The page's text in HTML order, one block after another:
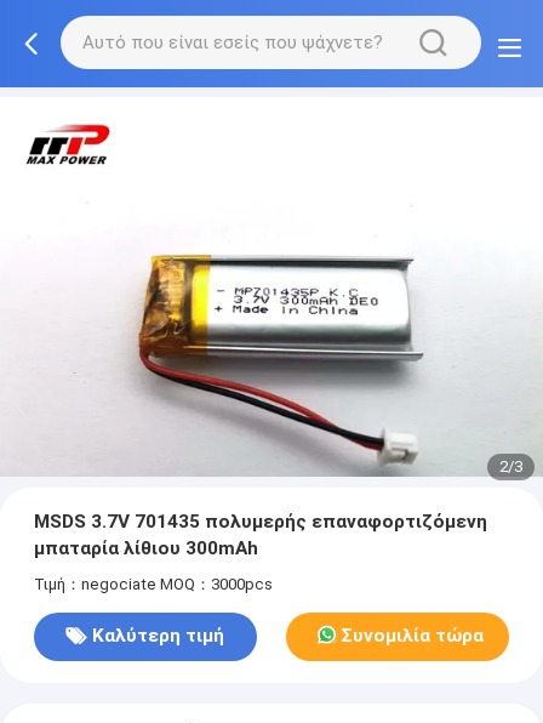
2/3
MSDS 3.7V 701435 πολυμερής επαναφορτιζόμενη
μπαταρία λίθιου 300mAh
Τιμή：negociate MOQ：3000pcs
Καλύτερη τιμή Συνομιλία τώρα